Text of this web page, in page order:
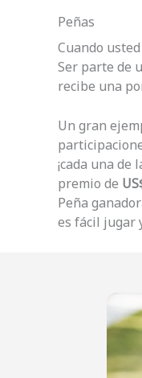
Peñas
Cuando
Ser parte de
recibe una
Un gran
¡cada una
premio de
Peña
es fácil jugar